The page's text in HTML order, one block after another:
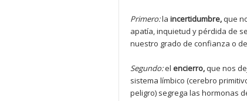
Primero:la incertidumbre,que
apatía, inquietud y pérdida de
nuestro grado de confianza o
Segundo:el encierro,que nos
sistema límbico (cerebro
peligro) segrega las hormonas